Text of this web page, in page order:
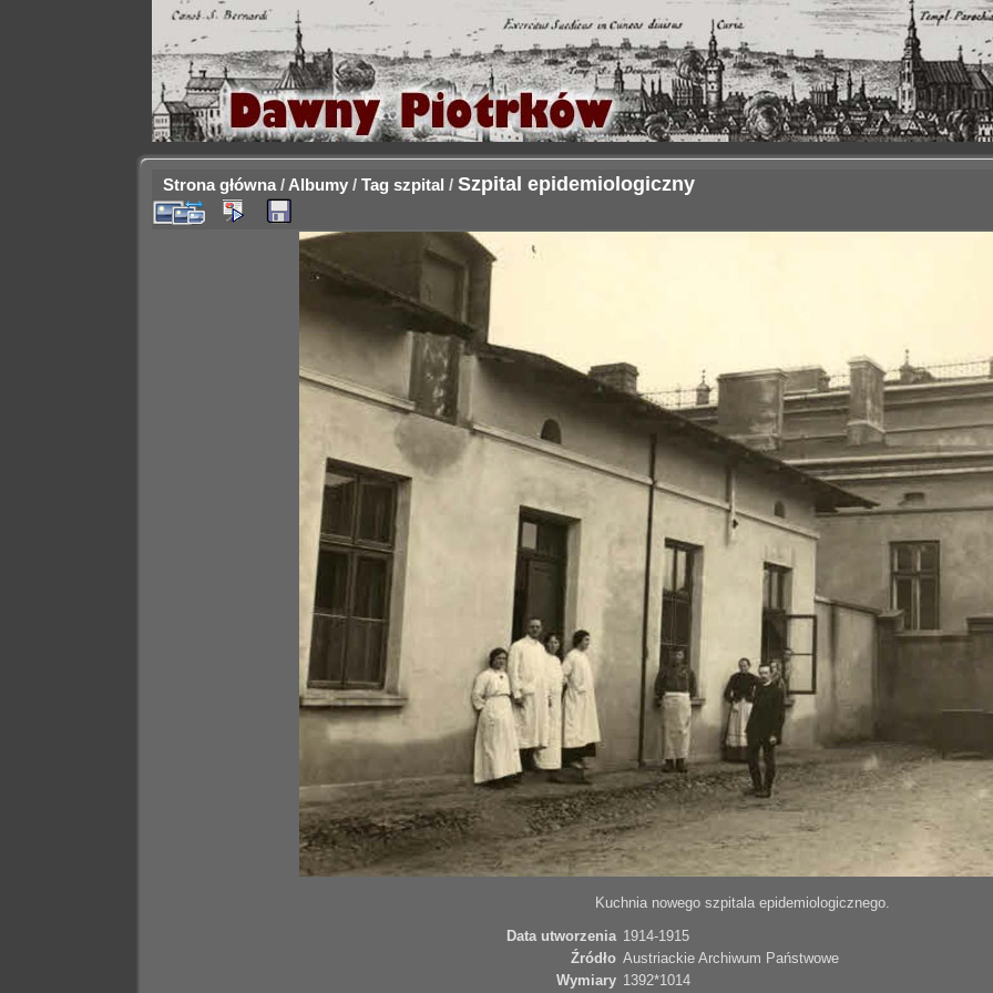
Strona główna / Albumy / Tag szpital / Szpital epidemiologiczny
Kuchnia nowego szpitala epidemiologicznego.
Data utworzenia 1914-1915
Źródło Austriackie Archiwum Państwowe
Wymiary 1392*1014